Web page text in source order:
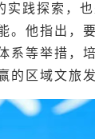
践探索，
他指出，
等举措，
的区域文旅